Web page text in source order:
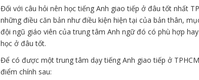
Đối với câu hỏi nên học tiếng Anh giao tiếp ở đâu tốt nhất
những điều căn bản như điều kiện hiện tại của bản thân,
đội ngũ giáo viên của trung tâm Anh ngữ đó có phù hợp
học ở đâu tốt.
Để có được một trung tâm dạy tiếng Anh giao tiếp ở
điểm chính sau: